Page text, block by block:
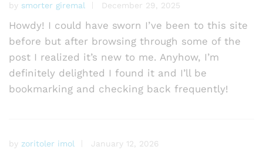
by smorter giremal December 29, 2025
Howdy! I could have sworn I’ve been to this site
before but after browsing through some of the
post I realized it’s new to me. Anyhow, I’m
definitely delighted I found it and I’ll be
bookmarking and checking back frequently!
by zoritoler imol January 12, 2026